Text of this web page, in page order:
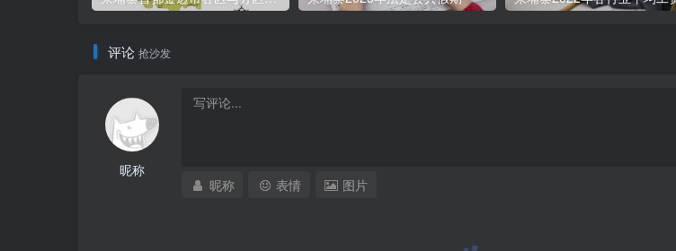
评论 抢沙发
昵称
昵称 表情 图片